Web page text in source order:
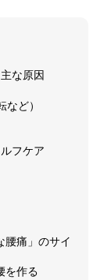
な原因
ど）
フケア
腰痛」のサイ
を作る